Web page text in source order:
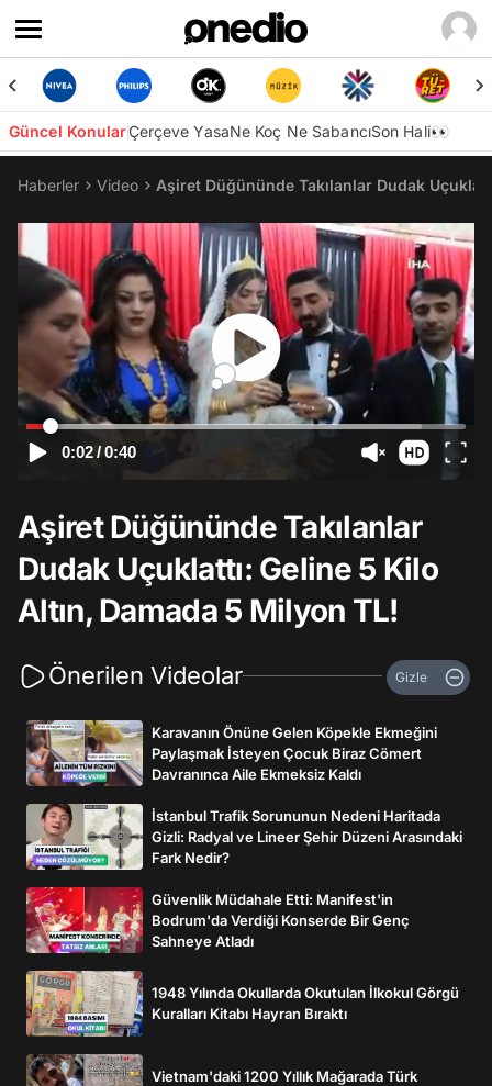
Güncel KonularÇerçeve YasaNe Koç Ne SabancıSon Hali👀
Haberler Video Aşiret Düğününde Takılanlar Dudak
0:02/0:40
Aşiret Düğününde Takılanlar
Dudak Uçuklattı: Geline 5 Kilo
Altın, Damada 5 Milyon TL!
Önerilen Videolar Gizle
Karavanın Önüne Gelen Köpekle Ekmeğini
Paylaşmak İsteyen Çocuk Biraz Cömert
Davranınca Aile Ekmeksiz Kaldı
İstanbul Trafik Sorununun Nedeni Haritada
Gizli: Radyal ve Lineer Şehir Düzeni Arasındaki
Fark Nedir?
Güvenlik Müdahale Etti: Manifest'in
Bodrum'da Verdiği Konserde Bir Genç
Sahneye Atladı
1948 Yılında Okullarda Okutulan İlkokul Görgü
Kuralları Kitabı Hayran Bıraktı
Vietnam'daki 1200 Yıllık Mağarada Türk